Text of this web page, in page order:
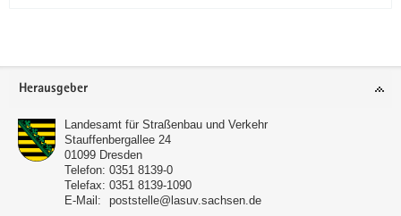
Footer-
Herausgeber
Landesamt für Straßenbau und Verkehr
Stauffenbergallee 24
01099 Dresden
Telefon: 0351 8139-0
Telefax: 0351 8139-1090
E-Mail:
poststelle@lasuv.sachsen.de